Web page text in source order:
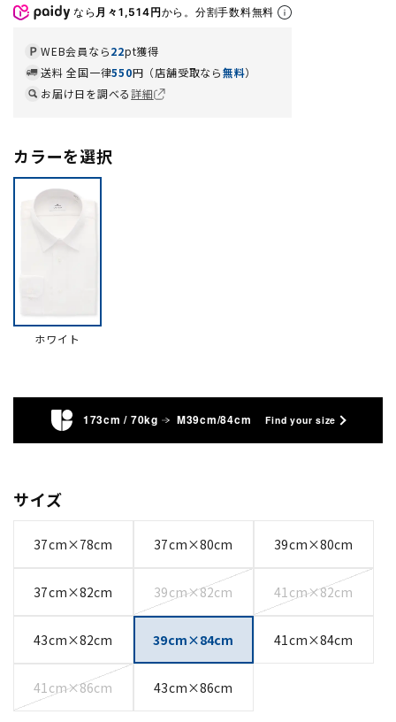
なら 月々1,514円から。分割手数料無料
WEB会員なら22pt獲得
送料 全国一律550円（店舗受取なら無料）
お届け日を調べる詳細
カラーを選択
ホワイト
173cm / 70kg M39cm/84cm Find your size
サイズ
37cm×78cm 37cm×80cm 39cm×80cm
37cm×82cm 39cm×82cm 41cm×82cm
43cm×82cm 39cm×84cm 41cm×84cm
41cm×86cm 43cm×86cm